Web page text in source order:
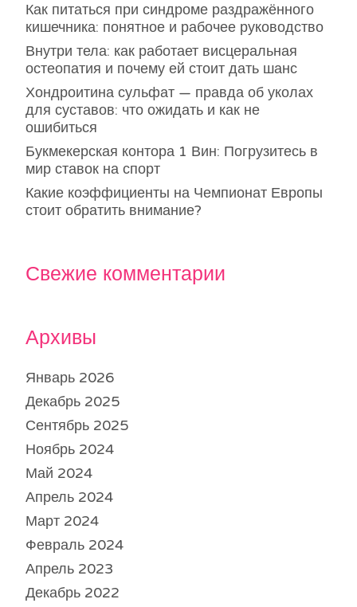
Как питаться при синдроме раздражённого
кишечника: понятное и рабочее руководство
Внутри тела: как работает висцеральная
остеопатия и почему ей стоит дать шанс
Хондроитина сульфат — правда об уколах
для суставов: что ожидать и как не
ошибиться
Букмекерская контора 1 Вин: Погрузитесь в
мир ставок на спорт
Какие коэффициенты на Чемпионат Европы
стоит обратить внимание?
Свежие комментарии
Архивы
Январь 2026
Декабрь 2025
Сентябрь 2025
Ноябрь 2024
Май 2024
Апрель 2024
Март 2024
Февраль 2024
Апрель 2023
Декабрь 2022